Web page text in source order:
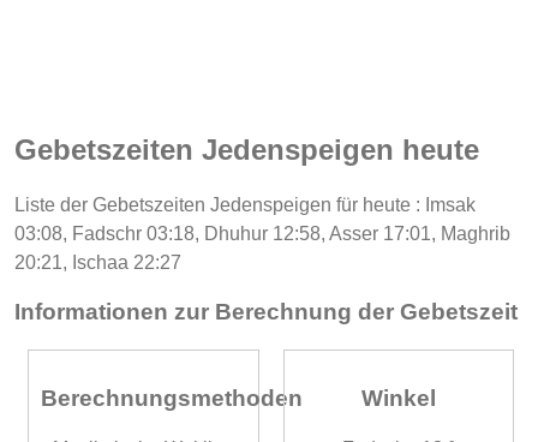
Gebetszeiten Jedenspeigen heute
Liste der Gebetszeiten Jedenspeigen für heute : Imsak
03:08, Fadschr 03:18, Dhuhur 12:58, Asser 17:01, Maghrib
20:21, Ischaa 22:27
Informationen zur Berechnung der Gebetszeit
Berechnungsmethoden Winkel